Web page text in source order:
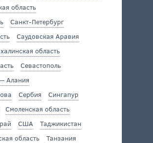
область
Санкт-Петербург
Саудовская Аравия
область
Севастополь
Алания
Сербия
Сингапур
Смоленская область
США
Таджикистан
область
Танзания